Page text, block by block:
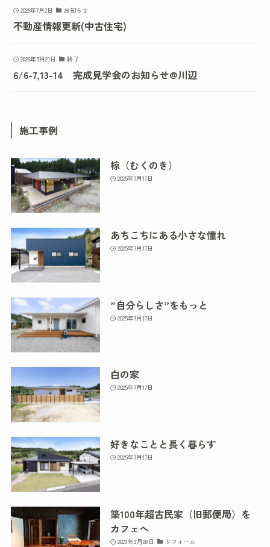
2026年7月2日 お知らせ
不動産情報更新(中古住宅)
2026年5月21日 終了
6/6-7,13-14 完成見学会のお知らせ@川辺
施工事例
椋（むくのき）
2025年7月17日
あちこちにある小さな憧れ
2025年7月17日
”自分らしさ”をもっと
2025年7月17日
白の家
2025年7月17日
好きなことと長く暮らす
2025年7月17日
築100年超古民家（旧郵便局）を
カフェへ
2023年3月28日 リフォーム